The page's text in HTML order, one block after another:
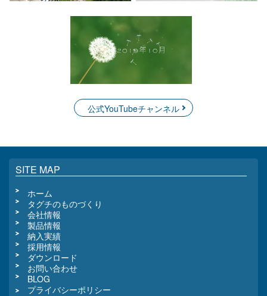
公式YouTubeチャンネル
SITE MAP
ホーム
タグチのものづくり
会社情報
製品情報
納入実績
採用情報
ダウンロード
お問い合わせ
BLOG
プライバシーポリシー